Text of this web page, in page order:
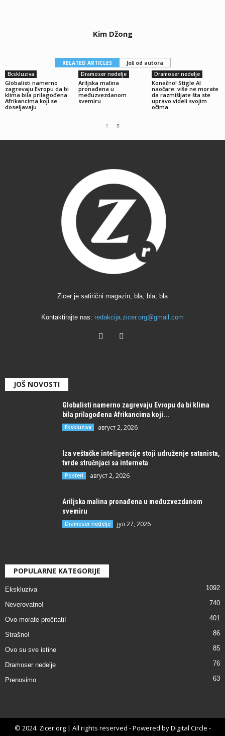
Kim Džong
RELATED ARTICLES
Još od autora
Ekskluziva
Globalisti namerno
zagrevaju Evropu da bi
klima bila prilagođena
Afrikancima koji se
doseljavaju
Dramoser nedelje
Ariljska malina
pronađena u
međuzvezdanom
svemiru
Dramoser nedelje
Konačno! Stigle AI
naočare: više ne morate
da razmišljate šta ste
upravo videli svojim
očima
Zicer je satirični magazin, bla, bla, bla
Kontaktirajte nas: redakcija.zicer.org@gmail.com
JOŠ NOVOSTI
Globalisti namerno zagrevaju Evropu da bi klima
bila prilagođena Afrikancima koji...
Ekskluziva август 2, 2026
Iza veštačke inteligencije stoji udruženje satanista,
tvrde stručnjaci sa interneta
Posteri август 2, 2026
Ariljska malina pronađena u međuzvezdanom
svemiru
Dramoser nedelje јул 27, 2026
POPULARNE KATEGORIJE
Ekskluziva 1092
Neverovatno! 740
Ovo morate pročitati! 401
Strašno! 86
Ovo su sve istine 85
Dramoser nedelje 76
Prenosimo 63
© 2024. Zicer.org | All rights reserved - Powered by Digital Circle -